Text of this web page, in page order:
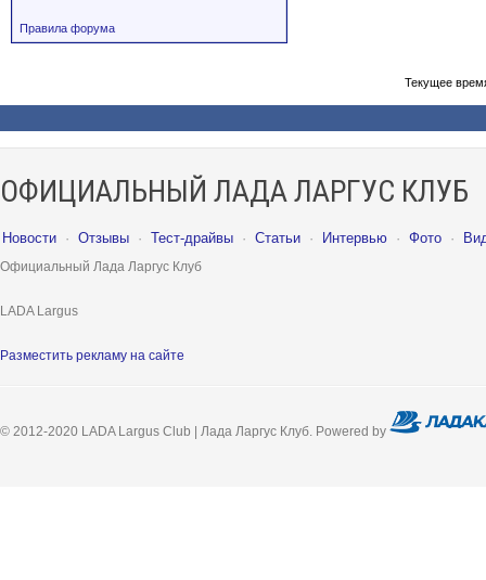
Правила форума
Текущее
ОФИЦИАЛЬНЫЙ ЛАДА ЛАРГУС КЛУБ
Новости · Отзывы · Тест-драйвы · Статьи · Интервью · Фото ·
Официальный Лада Ларгус Клуб
LADA Largus
Разместить рекламу на сайте
© 2012-2020 LADA Largus Club | Лада Ларгус Клуб. Powered by